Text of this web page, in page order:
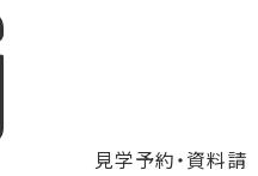
見学予約・資料請